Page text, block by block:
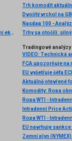
Makro: Světová banka letos čeká jen mírné zlepšení globální ekonomiky
Trh komodit
Nasdaq 100 -
Trhy sa otočili:
Tradingové analýzy
FCA upozorňuje
EU vyšetřuje šéfa
Aktuálně otevřené
Komodity: Ropa
Ropa WTI -
Intradenní Price
Ropa WTI -
EU navrhuje
Zemní plyn